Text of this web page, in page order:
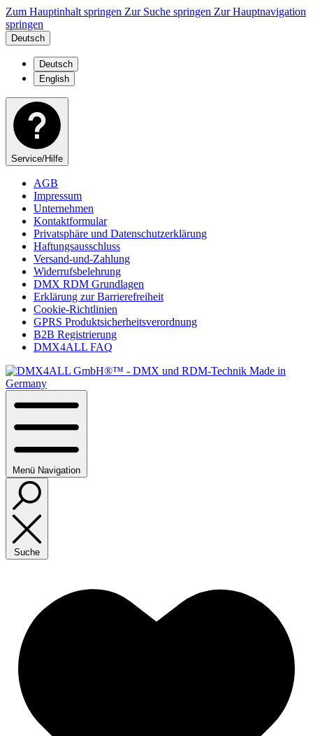
Zum Hauptinhalt springen Zur Suche springen Zur Hauptnavigation
springen
Deutsch
Deutsch
English
Service/Hilfe
AGB
Impressum
Unternehmen
Kontaktformular
Privatsphäre und Datenschutzerklärung
Haftungsausschluss
Versand-und-Zahlung
Widerrufsbelehrung
DMX RDM Grundlagen
Erklärung zur Barrierefreiheit
Cookie-Richtlinien
GPRS Produktsicherheitsverordnung
B2B Registrierung
DMX4ALL FAQ
Menü Navigation
Suche